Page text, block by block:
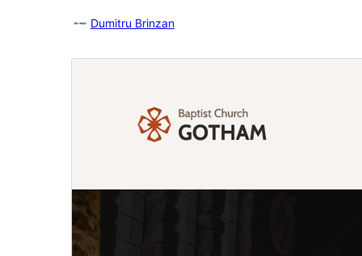
Dumitru Brinzan